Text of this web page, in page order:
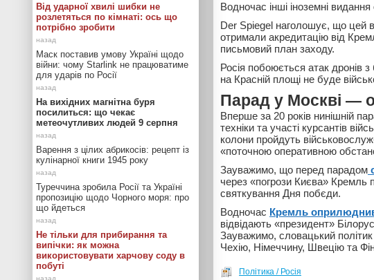
Водночас інші іноземні
Der Spiegel наголошує, що цей
отримали акредитацію від
письмовий план заходу.
Росія побоюється атак дронів
на Красній площі не буде
Парад у Москві —
Вперше за 20 років нинішній
техніки та участі курсантів
колони пройдуть
«поточною оперативною
Зауважимо, що перед парадом
через «погрози Києва» Кремль
святкування Дня побєди.
Водночас Кремль оприлюднив
відвідають «президент»
Зауважимо, словацький
Чехію, Німеччину, Швецію та
Політика / Росія
Від ударної хвилі шибки не
розлетяться по кімнаті: ось що
потрібно зробити
Маск поставив умову Україні щодо
війни: чому Starlink не працюватиме
для ударів по Росії
На вихідних магнітна буря
посилиться: що чекає
метеочутливих людей 9 серпня
Варення з цілих абрикосів: рецепт із
кулінарної книги 1945 року
Туреччина зробила Росії та Україні
пропозицію щодо Чорного моря: про
що йдеться
Не тільки для прибирання та
випічки: як можна
використовувати харчову соду в
побуті